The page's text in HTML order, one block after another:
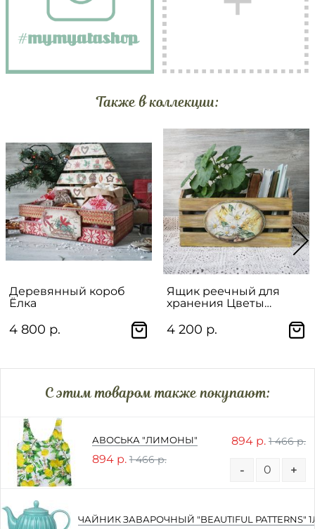
Также в коллекции:
Деревянный короб
Ёлка
4 800 р.
Ящик реечный для
хранения Цветы
4 200 р.
C этим товаром также покупают:
АВОСЬКА "ЛИМОНЫ"
894 р. 1 466 р.
894 р. 1 466 р.
- +
ЧАЙНИК ЗАВАРОЧНЫЙ "BEAUTIFUL PATTERNS"